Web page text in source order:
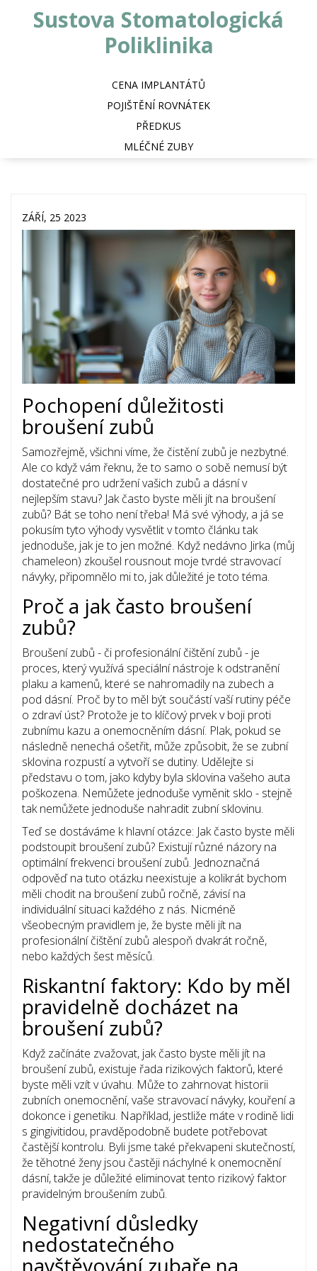
Sustova Stomatologická
Poliklinika
CENA IMPLANTÁTŮ
POJIŠTĚNÍ ROVNÁTEK
PŘEDKUS
MLÉČNÉ ZUBY
ZÁŘÍ, 25 2023
Pochopení důležitosti
broušení zubů
Samozřejmě, všichni víme, že čistění zubů je nezbytné.
Ale co když vám řeknu, že to samo o sobě nemusí být
dostatečné pro udržení vašich zubů a dásní v
nejlepším stavu? Jak často byste měli jít na broušení
zubů? Bát se toho není třeba! Má své výhody, a já se
pokusím tyto výhody vysvětlit v tomto článku tak
jednoduše, jak je to jen možné. Když nedávno Jirka (můj
chameleon) zkoušel rousnout moje tvrdé stravovací
návyky, připomnělo mi to, jak důležité je toto téma.
Proč a jak často broušení
zubů?
Broušení zubů - či profesionální čištění zubů - je
proces, který využívá speciální nástroje k odstranění
plaku a kamenů, které se nahromadily na zubech a
pod dásní. Proč by to měl být součástí vaší rutiny péče
o zdraví úst? Protože je to klíčový prvek v boji proti
zubnímu kazu a onemocněním dásní. Plak, pokud se
následně nenechá ošetřit, může způsobit, že se zubní
sklovina rozpustí a vytvoří se dutiny. Udělejte si
představu o tom, jako kdyby byla sklovina vašeho auta
poškozena. Nemůžete jednoduše vyměnit sklo - stejně
tak nemůžete jednoduše nahradit zubní sklovinu.
Teď se dostáváme k hlavní otázce: Jak často byste měli
podstoupit broušení zubů? Existují různé názory na
optimální frekvenci broušení zubů. Jednoznačná
odpověď na tuto otázku neexistuje a kolikrát bychom
měli chodit na broušení zubů ročně, závisí na
individuální situaci každého z nás. Nicméně
všeobecným pravidlem je, že byste měli jít na
profesionální čištění zubů alespoň dvakrát ročně,
nebo každých šest měsíců.
Riskantní faktory: Kdo by měl
pravidelně docházet na
broušení zubů?
Když začínáte zvažovat, jak často byste měli jít na
broušení zubů, existuje řada rizikových faktorů, které
byste měli vzít v úvahu. Může to zahrnovat historii
zubních onemocnění, vaše stravovací návyky, kouření a
dokonce i genetiku. Například, jestliže máte v rodině lidi
s gingivitidou, pravděpodobně budete potřebovat
častější kontrolu. Byli jsme také překvapeni skutečností,
že těhotné ženy jsou častěji náchylné k onemocnění
dásní, takže je důležité eliminovat tento rizikový faktor
pravidelným broušením zubů.
Negativní důsledky
nedostatečného
navštěvování zubaře na